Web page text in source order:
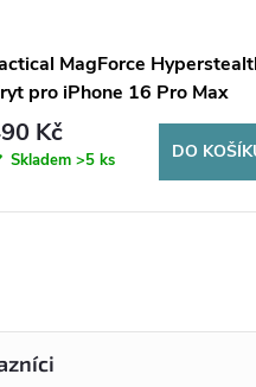
MagForce
pro iPhone 16 Pro Max
Kč
Skladem >5 ks DO